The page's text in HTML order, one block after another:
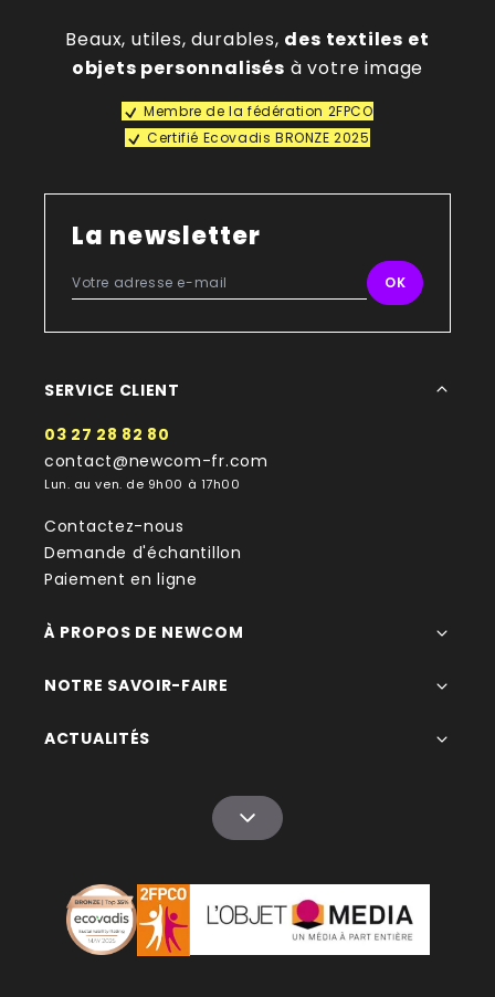
Beaux, utiles, durables, des textiles et
objets personnalisés à votre image
Membre de la fédération 2FPCO
Certifié Ecovadis BRONZE 2025
La newsletter
SERVICE CLIENT
03 27 28 82 80
contact@newcom-fr.com
Lun. au ven. de 9h00 à 17h00
Contactez-nous
Demande d'échantillon
Paiement en ligne
À PROPOS DE NEWCOM
NOTRE SAVOIR-FAIRE
ACTUALITÉS